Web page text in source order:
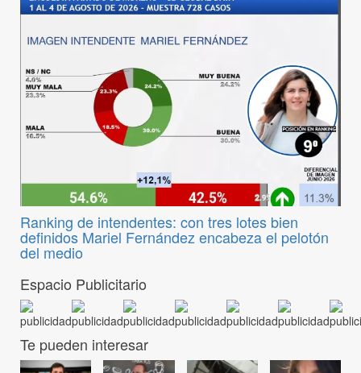
Ranking de intendentes: con tres lotes bien
definidos Mariel Fernández encabeza el pelotón
del medio
Espacio Publicitario
Te pueden interesar